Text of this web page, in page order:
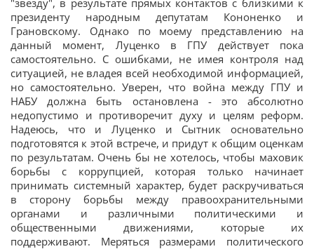
президенту народным депутатам Кононенко и
Грановскому. Однако по моему представлению на
данный момент, Луценко в ГПУ действует пока
самостоятельно. С ошибками, не имея контроля над
ситуацией, не владея всей необходимой информацией,
но самостоятельно. Уверен, что война между ГПУ и
НАБУ должна быть остановлена - это абсолютно
недопустимо и противоречит духу и целям реформ.
Надеюсь, что и Луценко и Сытник основательно
подготовятся к этой встрече, и придут к общим оценкам
по результатам. Очень бы не хотелось, чтобы маховик
борьбы с коррупцией, которая только начинает
принимать системный характер, будет раскручиваться
в сторону борьбы между правоохранительными
органами и различными политическими и
общественными движениями, которые их
поддерживают. Меряться размерами политического